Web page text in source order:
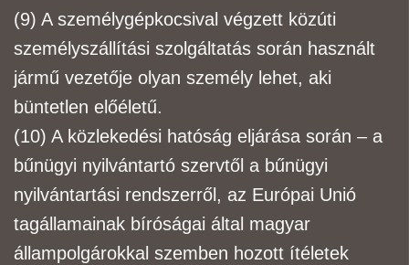
(9) A személygépkocsival végzett közúti
személyszállítási szolgáltatás során használt
jármű vezetője olyan személy lehet, aki
büntetlen előéletű.
(10) A közlekedési hatóság eljárása során – a
bűnügyi nyilvántartó szervtől a bűnügyi
nyilvántartási rendszerről, az Európai Unió
tagállamainak bíróságai által magyar
állampolgárokkal szemben hozott ítéletek